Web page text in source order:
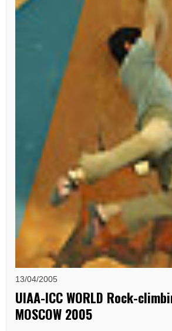
13/04/2005
UIAA-ICC WORLD Rock-
MOSCOW 2005